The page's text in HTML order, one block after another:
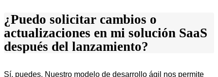
¿Puedo solicitar cambios o
actualizaciones en mi solución SaaS
después del lanzamiento?
Sí, puedes. Nuestro modelo de desarrollo ágil nos permite